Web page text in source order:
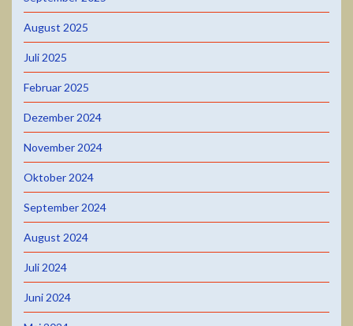
August 2025
Juli 2025
Februar 2025
Dezember 2024
November 2024
Oktober 2024
September 2024
August 2024
Juli 2024
Juni 2024